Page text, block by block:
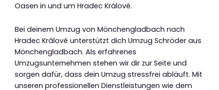
Oasen in und um Hradec Králové.
Bei deinem Umzug von Mönchengladbach nach
Hradec Králové unterstützt dich Umzug Schröder aus
Mönchengladbach. Als erfahrenes
Umzugsunternehmen stehen wir dir zur Seite und
sorgen dafür, dass dein Umzug stressfrei abläuft. Mit
unseren professionellen Dienstleistungen wie dem